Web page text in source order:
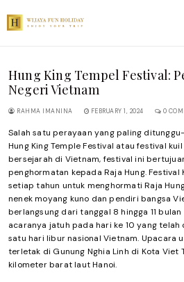
content
Search for:
Hung King Tempel Festival:
Negeri Vietnam
RAHMA IMANINA FEBRUARY 1, 2024 0
Salah satu perayaan yang paling
Hung King Temple Festival atau festival
bersejarah di Vietnam, festival ini
penghormatan kepada Raja Hung. Festival
setiap tahun untuk menghormati Raja
nenek moyang kuno dan pendiri bangsa
berlangsung dari tanggal 8 hingga 11
acaranya jatuh pada hari ke 10 yang
satu hari libur nasional Vietnam. Upacara
terletak di Gunung Nghia Linh di Kota Viet
kilometer barat laut Hanoi.